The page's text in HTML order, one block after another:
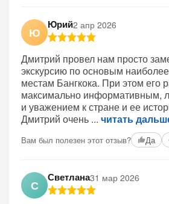
Ю
Юрий2 апр 2026
Дмитрий провел нам просто
экскурсию по основым
местам Бангкока. При этом его
максимально информативным,
и уважением к стране и ее
Дмитрий очень
читать
Вам был полезен этот отзыв? Да
С
Светлана31 мар 2026